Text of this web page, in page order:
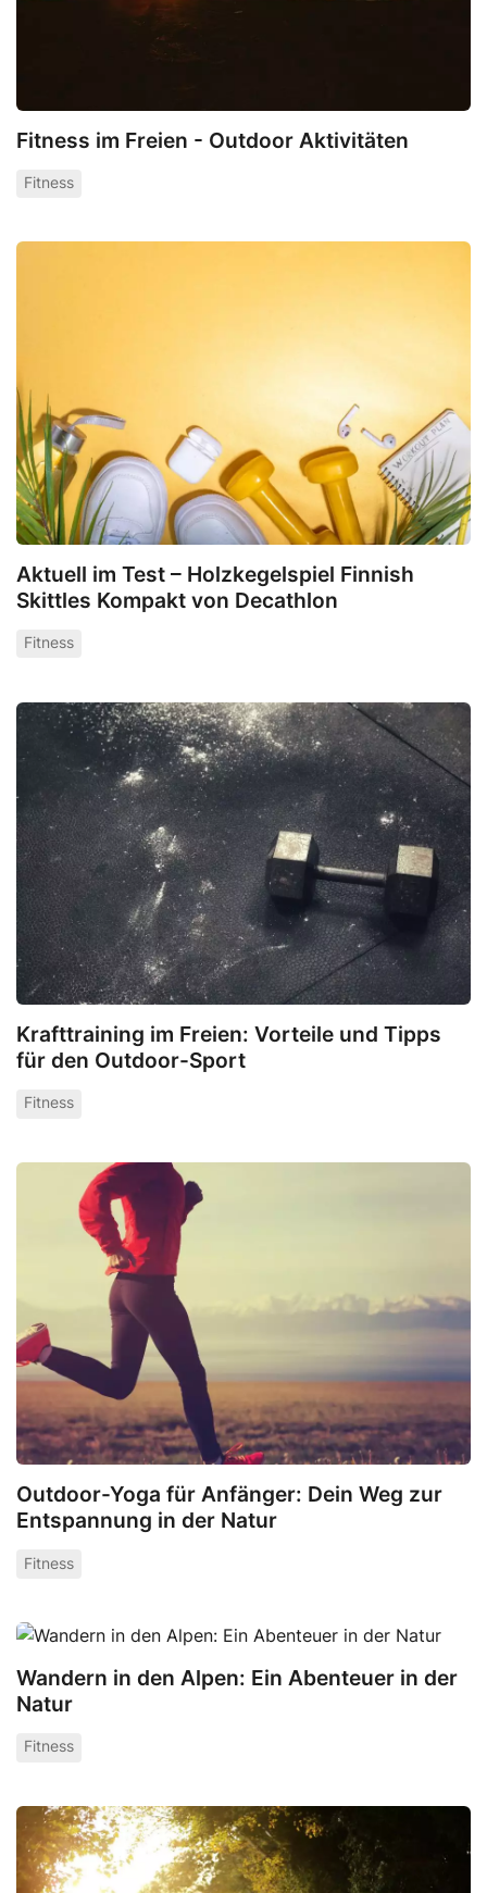
Fitness im Freien - Outdoor Aktivitäten
Fitness
Aktuell im Test – Holzkegelspiel Finnish
Skittles Kompakt von Decathlon
Fitness
Krafttraining im Freien: Vorteile und Tipps
für den Outdoor-Sport
Fitness
Outdoor-Yoga für Anfänger: Dein Weg zur
Entspannung in der Natur
Fitness
Wandern in den Alpen: Ein Abenteuer in der
Natur
Fitness